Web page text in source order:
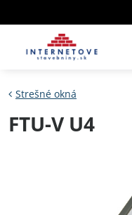
Strešné okná
FTU-V U4